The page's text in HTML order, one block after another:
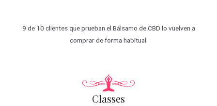
9 de 10 clientes que prueban el Bálsamo de CBD lo vuelven a
comprar de forma habitual.
Classes